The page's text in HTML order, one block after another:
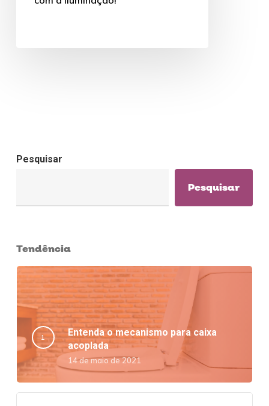
Pesquisar
Pesquisar
Tendência
Entenda o mecanismo para caixa
acoplada
14 de maio de 2021